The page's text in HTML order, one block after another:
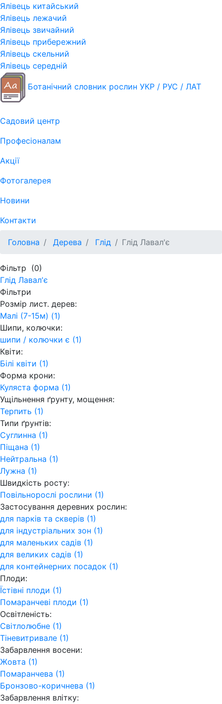
Ялівець китайський
Ялівець лежачий
Ялівець звичайний
Ялівець прибережний
Ялівець скельний
Ялівець середній
Ботанічний словник рослин УКР / РУС / ЛАТ
Садовий центр
Професіоналам
Акції
Фотогалерея
Новини
Контакти
Головна Дерева Глід Глід Лавал'є
Фільтр (0)
Глід Лавал'є
Фільтри
Розмір лист. дерев:
Малі (7-15м) (1)
Шипи, колючки:
шипи / колючки є (1)
Квіти:
Білі квіти (1)
Форма крони:
Куляста форма (1)
Ущільнення ґрунту, мощення:
Терпить (1)
Типи ґрунтів:
Суглинна (1)
Піщана (1)
Нейтральна (1)
Лужна (1)
Швидкість росту:
Повільнорослі рослини (1)
Застосування деревних рослин:
для парків та скверів (1)
для індустріальних зон (1)
для маленьких садів (1)
для великих садів (1)
для контейнерних посадок (1)
Плоди:
Їстівні плоди (1)
Помаранчеві плоди (1)
Освітленість:
Світлолюбне (1)
Тіневитривале (1)
Забарвлення восени:
Жовта (1)
Помаранчева (1)
Бронзово-коричнева (1)
Забарвлення влітку: